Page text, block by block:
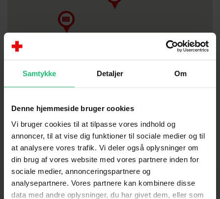
Samtykke Detaljer Om
Denne hjemmeside bruger cookies
Vi bruger cookies til at tilpasse vores indhold og
annoncer, til at vise dig funktioner til sociale medier og til
at analysere vores trafik. Vi deler også oplysninger om
din brug af vores website med vores partnere inden for
sociale medier, annonceringspartnere og
analysepartnere. Vores partnere kan kombinere disse
data med andre oplysninger, du har givet dem, eller som